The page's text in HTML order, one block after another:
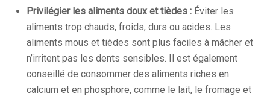
Privilégier les aliments doux et tièdes : Éviter les
aliments trop chauds, froids, durs ou acides. Les
aliments mous et tièdes sont plus faciles à mâcher et
n’irritent pas les dents sensibles. Il est également
conseillé de consommer des aliments riches en
calcium et en phosphore, comme le lait, le fromage et